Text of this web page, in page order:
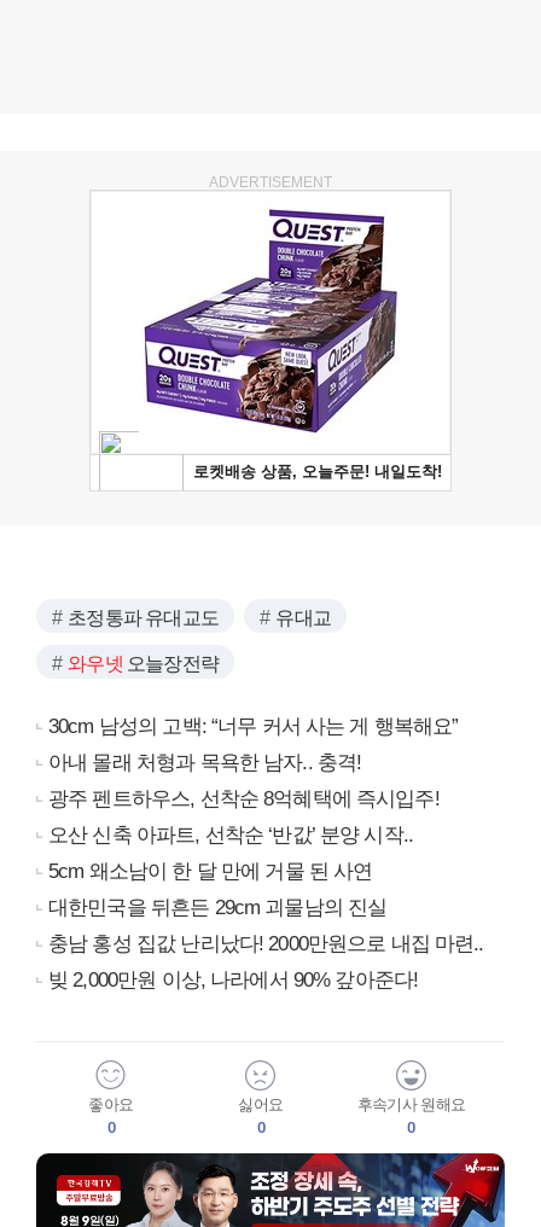
ADVERTISEMENT
초정통파 유대교도 유대교
와우넷 오늘장전략
30cm 남성의 고백: “너무 커서 사는 게 행복해요”
아내 몰래 처형과 목욕한 남자.. 충격!
광주 펜트하우스, 선착순 8억혜택에 즉시입주!
오산 신축 아파트, 선착순 ‘반값’ 분양 시작..
5cm 왜소남이 한 달 만에 거물 된 사연
대한민국을 뒤흔든 29cm 괴물남의 진실
충남 홍성 집값 난리났다! 2000만원으로 내집 마련..
빚 2,000만원 이상, 나라에서 90% 갚아준다!
좋아요
0
싫어요
0
후속기사 원해요
0